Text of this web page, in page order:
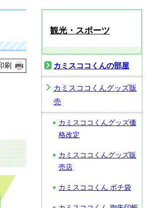
刷
観光・スポーツ
カミスココくんの部屋
カミスココくんグッズ販
売
カミスココくんグッズ価
格改定
カミスココくんグッズ販
売店
カミスココくん ポチ袋